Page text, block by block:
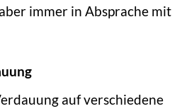
immer in Absprache mit
auf verschiedene